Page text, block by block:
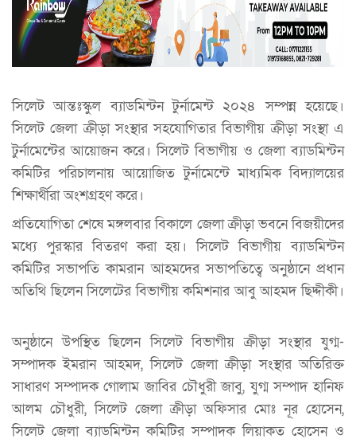
সিলেট আন্তঃস্কুল ব্যাডমিন্টন টুর্নামেন্ট ২০২৪ সম্পন্ন হয়েছে।
সিলেট জেলা ক্রীড়া সংস্থার সহযোগিতার বিভাগীয় ক্রীড়া সংস্থা এ
টুর্নামেন্টের আয়োজন করে। সিলেট বিভাগীয় ও জেলা ব্যাডমিন্টন
কমিটির পরিচালনায় আয়োজিত টুর্নামেন্টে মাধ্যমিক বিদ্যালয়ের
শিক্ষার্থীরা অংশগ্রহণ করে।
প্রতিযোগিতা শেষে মঙ্গলবার বিকালে জেলা ক্রীড়া ভবনে বিজয়ীদের
মধ্যে পুরস্কার বিতরণ করা হয়। সিলেট বিভাগীয় ব্যাডমিন্টন
কমিটির সভাপতি কামরান আহমদের সভাপতিত্বে অনুষ্ঠানে প্রধান
অতিথি ছিলেন সিলেটের বিভাগীয় কমিশনার আবু আহমদ ছিদ্দীকী।
অনুষ্ঠানে উপস্থিত ছিলেন সিলেট বিভাগীয় ক্রীড়া সংস্থার যুগ্ম-
সম্পাদক ইমরান আহমদ, সিলেট জেলা ক্রীড়া সংস্থার অতিরিক্ত
সাধারণ সম্পাদক গোলাম জাবির চৌধুরী জাবু, যুগ্ম সম্পাদ হানিফ
আলম চৌধুরী, সিলেট জেলা ক্রীড়া অফিসার মোঃ নূর হোসেন,
সিলেট জেলা ব্যাডমিন্টন কমিটির সম্পাদক লিয়াকত হোসেন ও